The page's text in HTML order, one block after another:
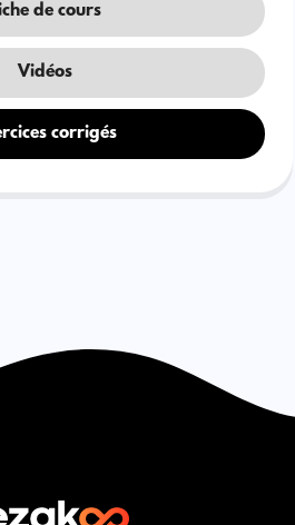
de cours
Vidéos
corrigés